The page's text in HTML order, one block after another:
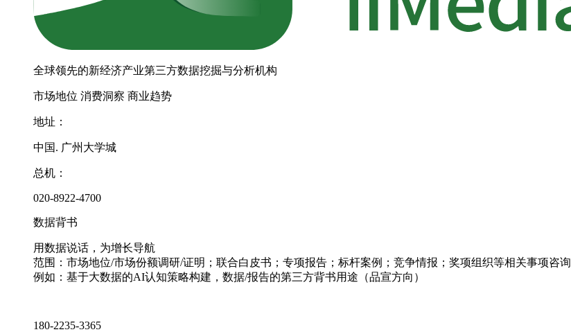
全球领先的新经济产业第三方数据挖掘与分析机构
市场地位 消费洞察 商业趋势
地址：
中国. 广州大学城
总机：
020-8922-4700
数据背书
用数据说话，为增长导航
范围：市场地位/市场份额调研/证明；联合白皮书；专项报告；标杆案例；竞争情报；奖项组织等相关事项咨询
例如：基于大数据的AI认知策略构建，数据/报告的第三方背书用途（品宣方向）
180-2235-3365